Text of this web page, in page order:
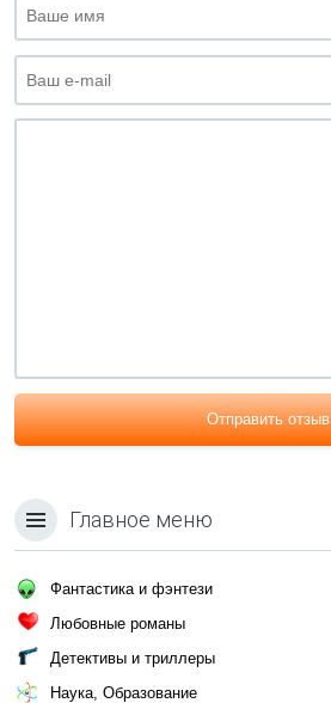
Отправить отзыв
Главное меню
Фантастика и фэнтези
Любовные романы
Детективы и триллеры
Наука, Образование